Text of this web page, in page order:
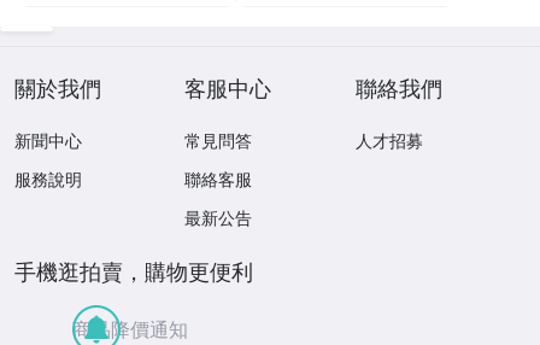
關於我們
新聞中心
服務說明
客服中心
常見問答
聯絡客服
最新公告
聯絡我們
人才招募
手機逛拍賣，購物更便利
商品降價通知